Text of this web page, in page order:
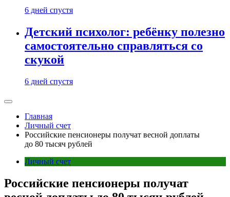
6 дней спустя
Детский психолог: ребёнку полезно
самостоятельно справляться со
скукой
6 дней спустя
Главная
Личный счет
Российские пенсионеры получат весной доплаты
до 80 тысяч рублей
Личный счет
Российские пенсионеры получат